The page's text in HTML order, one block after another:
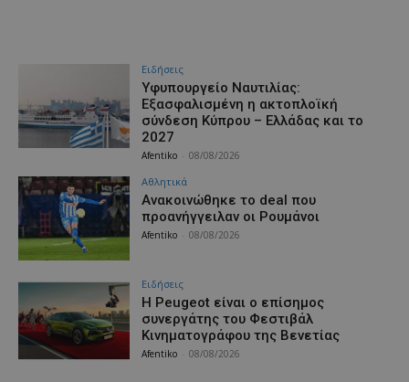
Ειδήσεις
Υφυπουργείο Ναυτιλίας:
Εξασφαλισμένη η ακτοπλοϊκή
σύνδεση Κύπρου – Ελλάδας και το
2027
Afentiko 08/08/2026
Αθλητικά
Aνακοινώθηκε το deal που
προανήγγειλαν οι Ρουμάνοι
Afentiko 08/08/2026
Ειδήσεις
Η Peugeot είναι ο επίσημος
συνεργάτης του Φεστιβάλ
Κινηματογράφου της Βενετίας
Afentiko 08/08/2026